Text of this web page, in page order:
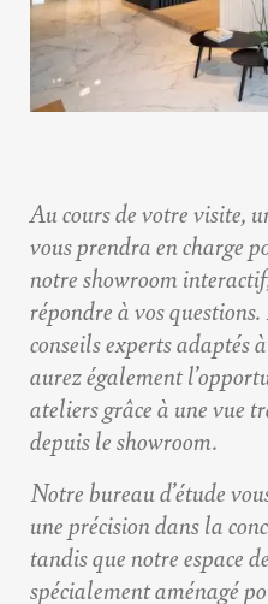
Au cours de votre visite,
vous prendra en charge
notre showroom
répondre à vos
conseils experts adaptés
aurez également
ateliers grâce à une vue
depuis le showroom.
Notre bureau d’étude
une précision dans la
tandis que notre espace de
spécialement aménagé